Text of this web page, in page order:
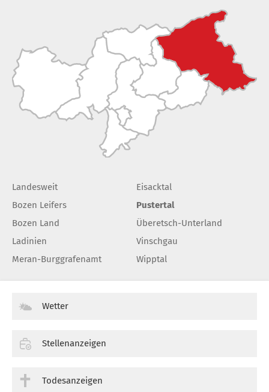
Landesweit
Bozen Leifers
Bozen Land
Ladinien
Meran-Burggrafenamt
Eisacktal
Pustertal
Überetsch-Unterland
Vinschgau
Wipptal
Wetter
Stellenanzeigen
Todesanzeigen